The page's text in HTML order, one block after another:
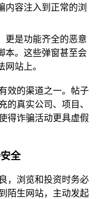
内容注入到正常的浏
更是功能齐全的恶意
本。这些弹窗甚至会
站上。
效的渠道之一。帖子
的真实公司、项目、
得诈骗活动更具虚假
全
，浏览和投资时务必
陌生网站，主动发起